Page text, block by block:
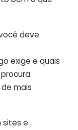
deve
exige e quais
mais
sites e